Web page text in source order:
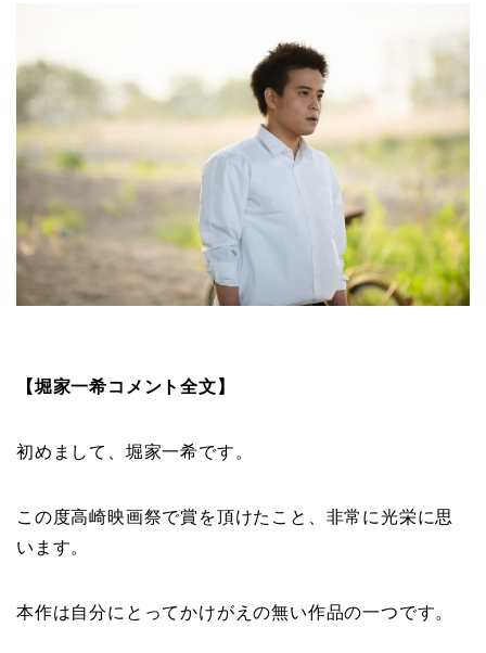
【堀家一希コメント全文】
初めまして、堀家一希です。
この度高崎映画祭で賞を頂けたこと、非常に光栄に思
います。
本作は自分にとってかけがえの無い作品の一つです。